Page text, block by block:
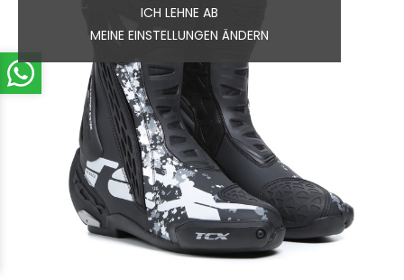
ICH LEHNE AB
MEINE EINSTELLUNGEN ÄNDERN